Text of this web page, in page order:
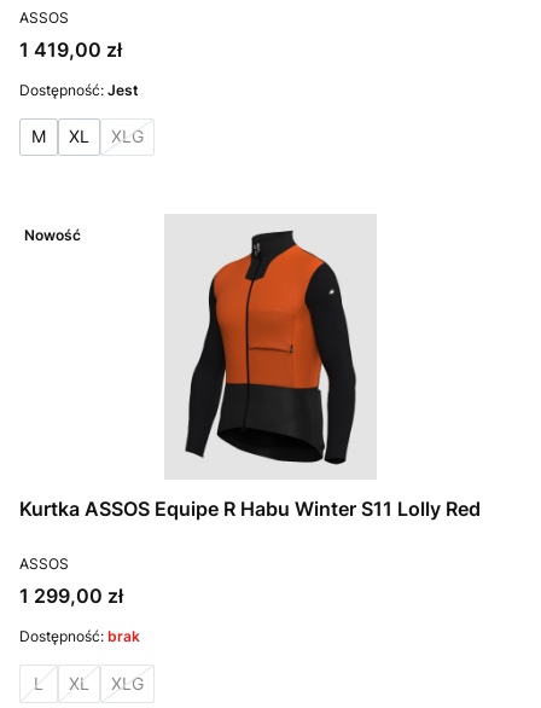
PRODUCENT
ASSOS
Cena
1 419,00 zł
Dostępność: Jest
M XL XLG
Nowość
Kurtka ASSOS Equipe R Habu Winter S11 Lolly Red
PRODUCENT
ASSOS
Cena
1 299,00 zł
Dostępność: brak
L XL XLG